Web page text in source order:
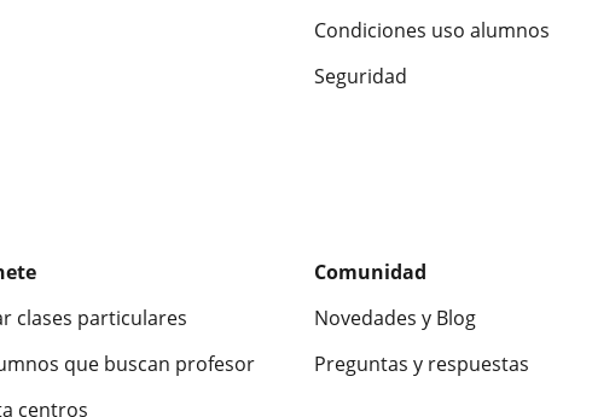
Condiciones uso alumnos
Seguridad
clases particulares
que buscan profesor
centros
Comunidad
Novedades y Blog
Preguntas y respuestas